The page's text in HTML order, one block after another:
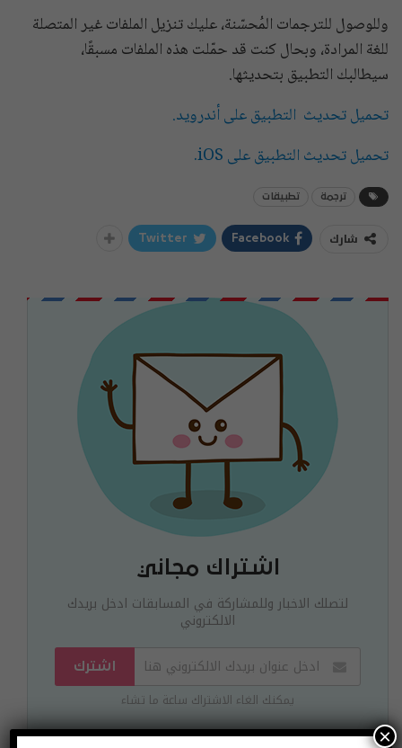
وللوصول للترجمات المُحسّنة، عليك تنزيل الملفات غير المتصلة
للغة المرادة، وبحال كنت قد حمّلت هذه الملفات مسبقًا،
سيطالبك التطبيق بتحديثها.
تحميل تحديث التطبيق على أندرويد.
تحميل تحديث التطبيق على iOS.
ترجمة تطبيقات
شارك Facebook
Twitter
اشتراك مجاني
لتصلك الاخبار وللمشاركة في المسابقات ادخل بريدك
الالكتروني
اشترك
يمكنك الغاء الاشتراك ساعة ما تشاء
×